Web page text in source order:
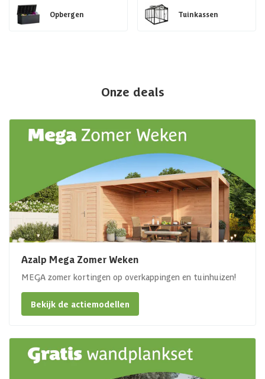
Opbergen Tuinkassen
Onze deals
Azalp Mega Zomer Weken
MEGA zomer kortingen op overkappingen en tuinhuizen!
Bekijk de actiemodellen